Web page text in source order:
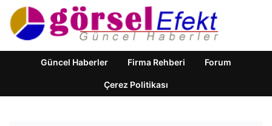
Güncel Haberler Firma Rehberi Forum
Çerez Politikası